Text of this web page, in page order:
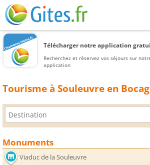
Télécharger notre application
Recherchez et réservez vos séjours sur
application
Tourisme à Souleuvre en
Monuments
Viaduc de la Souleuvre